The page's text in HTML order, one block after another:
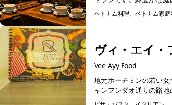
ベトナム料理、ベトナム家庭
ヴィ・エイ・
Vee Ayy Food
地元ホーチミンの若い
ャンフンダオ通りの路